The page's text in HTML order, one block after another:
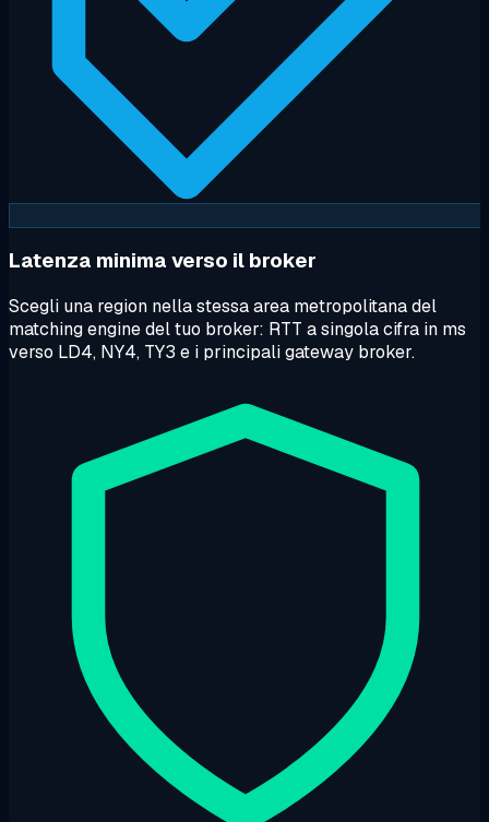
Latenza minima verso il broker
Scegli una region nella stessa area metropolitana del
matching engine del tuo broker: RTT a singola cifra in ms
verso LD4, NY4, TY3 e i principali gateway broker.